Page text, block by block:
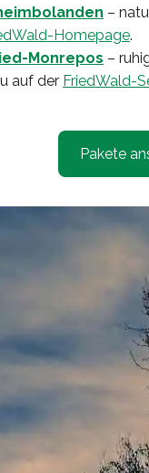
–
Homepage.
Monrepos –
auf der FriedWald-
Pakete